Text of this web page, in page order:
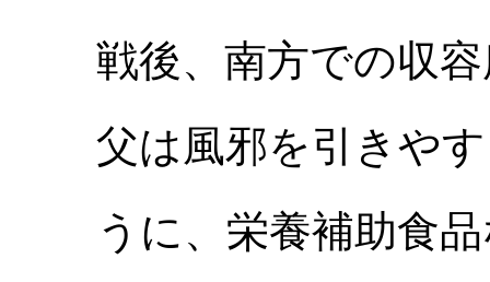
戦後、南方での収
父は風邪を引きや
うに、栄養補助食